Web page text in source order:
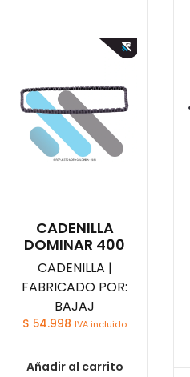
CADENILLA
DOMINAR 400
CADENILLA |
FABRICADO POR:
BAJAJ
$ 54.998 IVA incluido
Añadir al carrito